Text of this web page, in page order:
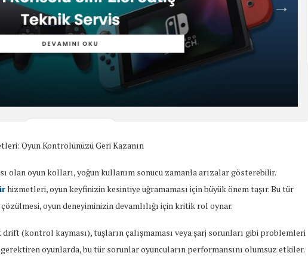
Oyun Kontrolünüzü Geri Kazanın
olan oyun kolları, yoğun kullanım sonucu zamanla arızalar gösterebilir.
hizmetleri, oyun keyfinizin kesintiye uğramaması için büyük önem taşır. Bu tür
oyun deneyiminizin devamlılığı için kritik rol oynar.
(kontrol kayması), tuşların çalışmaması veya şarj sorunları gibi problemleri
oyunlarda, bu tür sorunlar oyuncuların performansını olumsuz etkiler.